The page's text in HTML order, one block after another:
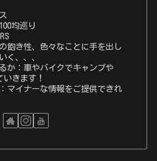
均巡り
飽き性、色々なことに手を出し
く、、、
か：車やバイクでキャンプや
きます！
マイナーな情報をご提供できれ